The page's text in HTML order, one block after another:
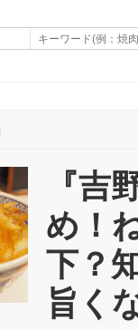
『吉
め！
下？
旨く